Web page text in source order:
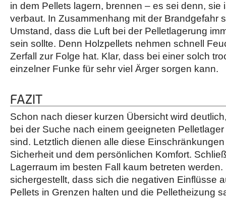
in dem Pellets lagern, brennen – es sei denn, sie
verbaut. In Zusammenhang mit der Brandgefahr
Umstand, dass die Luft bei der Pelletlagerung
sein sollte. Denn Holzpellets nehmen schnell
Zerfall zur Folge hat. Klar, dass bei einer solch
einzelner Funke für sehr viel Ärger sorgen kann.
FAZIT
Schon nach dieser kurzen Übersicht wird
bei der Suche nach einem geeigneten
sind. Letztlich dienen alle diese
Sicherheit und dem persönlichen Komfort.
Lagerraum im besten Fall kaum betreten
sichergestellt, dass sich die negativen Einflüsse
Pellets in Grenzen halten und die Pelletheizung